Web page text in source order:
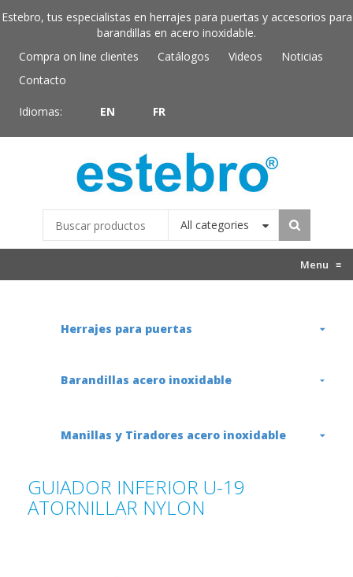
Estebro, tus especialistas en herrajes para puertas y accesorios para
barandillas en acero inoxidable.
Compra on line clientes
Catálogos Videos
Noticias
Contacto
Idiomas: EN FR
All categories
Menu ≡
Herrajes para puertas
Barandillas acero inoxidable
Manillas y Tiradores acero inoxidable
GUIADOR INFERIOR U-19
ATORNILLAR NYLON